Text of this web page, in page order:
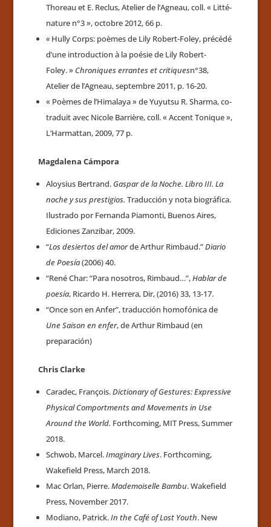
Thoreau et E. Reclus, Atelier de l’Agneau, coll. « Litté-
nature n°3 », octobre 2012, 66 p.
« Hully Corps: poèmes de Lily Robert-Foley, précédé
d’une introduction à la poésie de Lily Robert-
Foley. » Chroniques errantes et critiquesn°38,
Atelier de l’Agneau, septembre 2011, p. 16-20.
« Poèmes de l’Himalaya » de Yuyutsu R. Sharma, co-
traduit avec Nicole Barrière, coll. « Accent Tonique »,
L’Harmattan, 2009, 77 p.
Magdalena Cámpora
Aloysius Bertrand. Gaspar de la Noche. Libro III. La
noche y sus prestigios. Traducción y nota biográfica.
Ilustrado por Fernanda Piamonti, Buenos Aires,
Ediciones Zanzibar, 2009.
“Los desiertos del amorde Arthur Rimbaud.”Diario
de Poesía(2006) 40.
“René Char: “Para nosotros, Rimbaud…”,Hablar de
poesía, Ricardo H. Herrera, Dir, (2016) 33, 13-17.
“Once son en Anfer”, traducción homofónica de
Une Saison en enfer, de Arthur Rimbaud (en
preparación)
Chris Clarke
Caradec, François.Dictionary of Gestures: Expressive
Physical Comportments and Movements in Use
Around the World. Forthcoming, MIT Press, Summer
2018.
Schwob, Marcel.Imaginary Lives. Forthcoming,
Wakefield Press, March 2018.
Mac Orlan, Pierre.Mademoiselle Bambu. Wakefield
Press, November 2017.
Modiano, Patrick.In the Café of Lost Youth. New